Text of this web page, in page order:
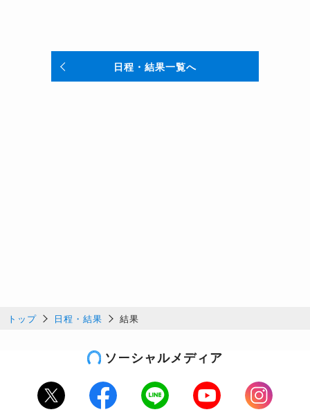
日程・結果一覧へ
トップ 日程・結果 結果
ソーシャルメディア